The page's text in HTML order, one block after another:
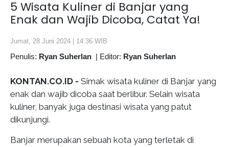
5 Wisata Kuliner di Banjar yang
Enak dan Wajib Dicoba, Catat Ya!
Jumat, 28 Juni 2024 | 14:36 WIB
Penulis: Ryan Suherlan | Editor: Ryan Suherlan
KONTAN.CO.ID - Simak wisata kuliner di Banjar yang
enak dan wajib dicoba saat berlibur. Selain wisata
kuliner, banyak juga destinasi wisata yang patut
dikunjungi.
Banjar merupakan sebuah kota yang terletak di